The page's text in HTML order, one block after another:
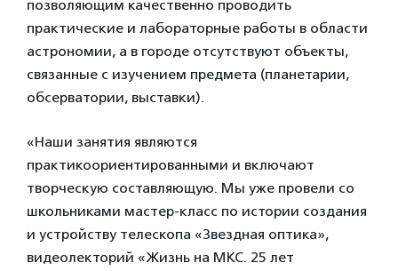
позволяющим качественно проводить
практические и лабораторные работы в области
астрономии, а в городе отсутствуют объекты,
связанные с изучением предмета (планетарии,
обсерватории, выставки).
«Наши занятия являются
практикоориентированными и включают
творческую составляющую. Мы уже провели со
школьниками мастер-класс по истории создания
и устройству телескопа «Звездная оптика»,
видеолекторий «Жизнь на МКС. 25 лет